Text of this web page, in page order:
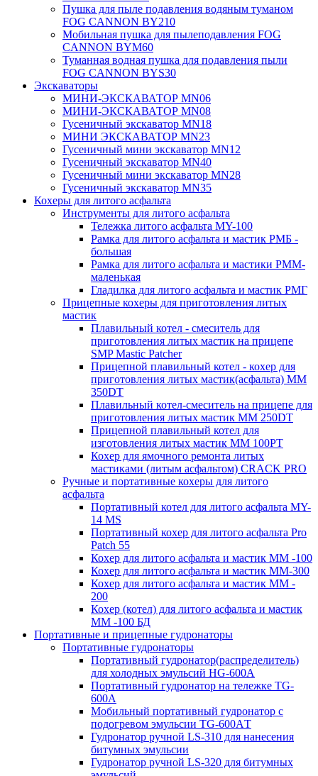
Пушка для пыле подавления водяным туманом
FOG CANNON BY210
Мобильная пушка для пылеподавления FOG
CANNON BYM60
Туманная водная пушка для подавления пыли
FOG CANNON BYS30
Экскаваторы
МИНИ-ЭКСКАВАТОР MN06
МИНИ-ЭКСКАВАТОР MN08
Гусеничный экскаватор MN18
МИНИ ЭКСКАВАТОР MN23
Гусеничный мини экскаватор MN12
Гусеничный экскаватор MN40
Гусеничный мини экскаватор MN28
Гусеничный экскаватор MN35
Кохеры для литого асфальта
Инструменты для литого асфальта
Тележка литого асфальта MY-100
Рамка для литого асфальта и мастик РМБ -
большая
Рамка для литого асфальта и мастики РММ-
маленькая
Гладилка для литого асфальта и мастик РМГ
Прицепные кохеры для приготовления литых
мастик
Плавильный котел - смеситель для
приготовления литых мастик на прицепе
SMP Mastic Patcher
Прицепной плавильный котел - кохер для
приготовления литых мастик(асфальта) MM
350DT
Плавильный котел-смеситель на прицепе для
приготовления литых мастик MM 250DT
Прицепной плавильный котел для
изготовления литых мастик MM 100PT
Кохер для ямочного ремонта литых
мастиками (литым асфальтом) CRACK PRO
Ручные и портативные кохеры для литого
асфальта
Портативный котел для литого асфальта MY-
14 MS
Портативный кохер для литого асфальта Pro
Patch 55
Кохер для литого асфальта и мастик MM -100
Кохер для литого асфальта и мастик MM-300
Кохер для литого асфальта и мастик MM -
200
Кохер (котел) для литого асфальта и мастик
MM -100 БД
Портативные и прицепные гудронаторы
Портативные гудронаторы
Портативный гудронатор(распределитель)
для холодных эмульсий HG-600A
Портативный гудронатор на тележке TG-
600A
Мобильный портативный гудронатор с
подогревом эмульсии TG-600AТ
Гудронатор ручной LS-310 для нанесения
битумных эмульсии
Гудронатор ручной LS-320 для битумных